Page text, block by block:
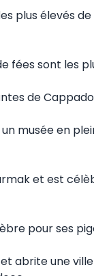
plus élevés
fées sont les
de
musée en
et est
pour ses
abrite une